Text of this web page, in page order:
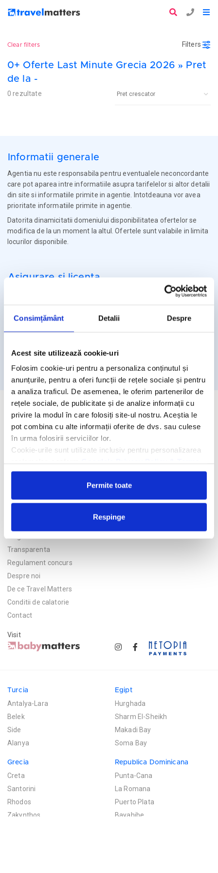
Consimțământ Detalii Despre
Acest site utilizează cookie-uri
Folosim cookie-uri pentru a personaliza conținutul și
anunțurile, pentru a oferi funcții de rețele sociale și pentru
a analiza traficul. De asemenea, le oferim partenerilor de
rețele sociale, de publicitate și de analize informații cu
privire la modul în care folosiți site-ul nostru. Aceștia le
pot combina cu alte informații oferite de dvs. sau culese
în urma folosirii serviciilor lor.
Cookie-urile sunt utilizate inclusiv pentru personalizarea
Permite toate
Respinge
Clear filters Filters
0+ Oferte Last Minute Grecia 2026 » Pret
de la -
0 rezultate
Informatii generale
Agentia nu este responsabila pentru eventualele neconcordante
care pot aparea intre informatiile asupra tarifelelor si altor detalii
din site si informatiile primite in agentie. Intotdeauna vor avea
prioritate informatiile primite in agentie.
Datorita dinamicitatii domeniului disponibilitatea ofertelor se
modifica de la un moment la altul. Ofertele sunt valabile in limita
locurilor disponibile.
Asigurare si licenta
Agentia Travel Matters functioneaza sub Licenta de Turism nr.
Agentia Travel Matters este asigurata la Omniasig cu Polita
Licenta de turism Asigurare
Transparenta
Regulament concurs
Despre noi
De ce Travel Matters
Conditii de calatorie
Contact
Visit
Turcia
Antalya-Lara
Belek
Side
Alanya
Egipt
Hurghada
Sharm El-Sheikh
Makadi Bay
Soma Bay
Grecia
Creta
Santorini
Rhodos
Zakynthos
Republica Dominicana
Punta-Cana
La Romana
Puerto Plata
Bayahibe